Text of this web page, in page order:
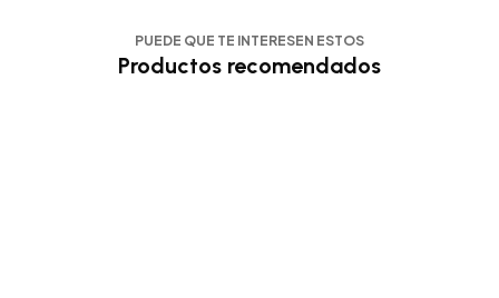
PUEDE QUE TE INTERESEN ESTOS
Productos recomendados